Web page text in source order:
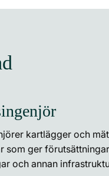
kartlägger och
som ger
och annan